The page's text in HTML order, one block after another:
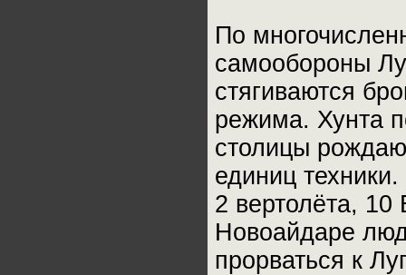
По
самообороны
стягиваются
режима. Хунта
столицы
единиц
2 вертолёта, 10
Новоайдаре
прорваться к